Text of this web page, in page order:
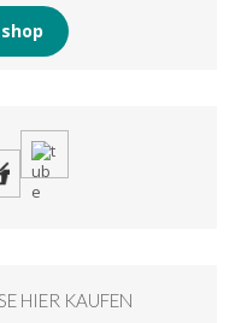
HIER KAUFEN